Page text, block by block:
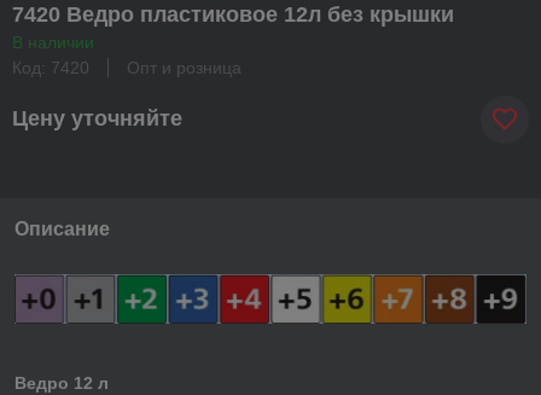
7420 Ведро пластиковое 12л без крышки
В наличии
Код: 7420
Опт и розница
Цену уточняйте
Описание
Ведро 12 л